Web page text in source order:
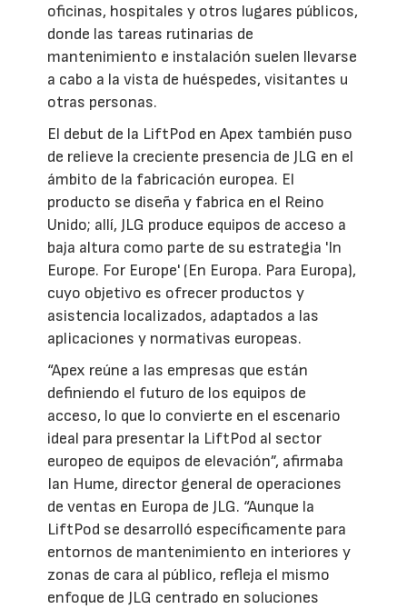
oficinas, hospitales y otros lugares públicos,
donde las tareas rutinarias de
mantenimiento e instalación suelen llevarse
a cabo a la vista de huéspedes, visitantes u
otras personas.
El debut de la LiftPod en Apex también puso
de relieve la creciente presencia de JLG en el
ámbito de la fabricación europea. El
producto se diseña y fabrica en el Reino
Unido; allí, JLG produce equipos de acceso a
baja altura como parte de su estrategia 'In
Europe. For Europe' (En Europa. Para Europa),
cuyo objetivo es ofrecer productos y
asistencia localizados, adaptados a las
aplicaciones y normativas europeas.
“Apex reúne a las empresas que están
definiendo el futuro de los equipos de
acceso, lo que lo convierte en el escenario
ideal para presentar la LiftPod al sector
europeo de equipos de elevación”, afirmaba
Ian Hume, director general de operaciones
de ventas en Europa de JLG. “Aunque la
LiftPod se desarrolló específicamente para
entornos de mantenimiento en interiores y
zonas de cara al público, refleja el mismo
enfoque de JLG centrado en soluciones